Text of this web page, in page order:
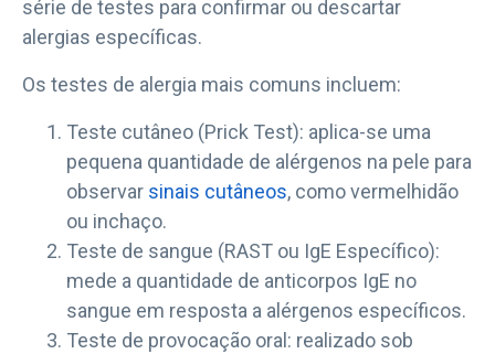
série de testes para confirmar ou descartar
alergias específicas.
Os testes de alergia mais comuns incluem:
Teste cutâneo (Prick Test): aplica-se uma
pequena quantidade de alérgenos na pele para
observar sinais cutâneos, como vermelhidão
ou inchaço.
Teste de sangue (RAST ou IgE Específico):
mede a quantidade de anticorpos IgE no
sangue em resposta a alérgenos específicos.
Teste de provocação oral: realizado sob